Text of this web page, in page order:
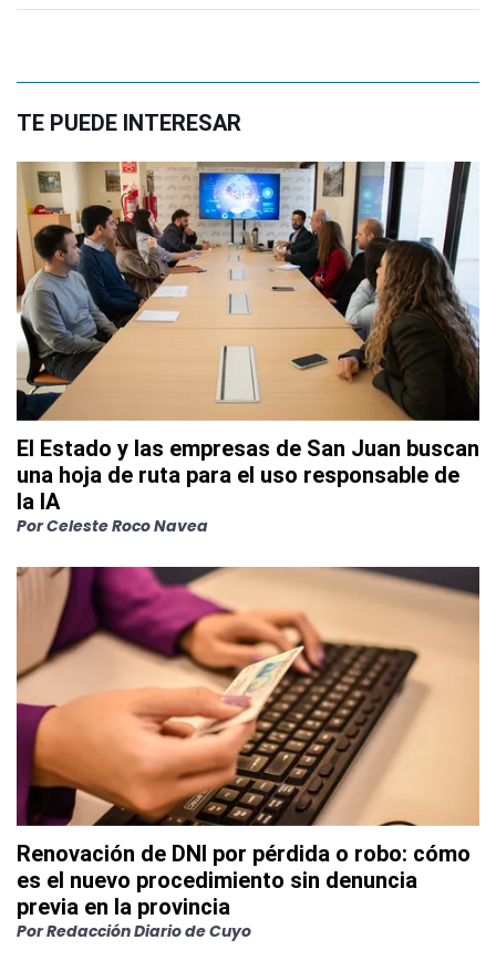
TE PUEDE INTERESAR
El Estado y las empresas de San Juan buscan
una hoja de ruta para el uso responsable de
la IA
PorCeleste Roco Navea
Renovación de DNI por pérdida o robo: cómo
es el nuevo procedimiento sin denuncia
previa en la provincia
PorRedacción Diario de Cuyo